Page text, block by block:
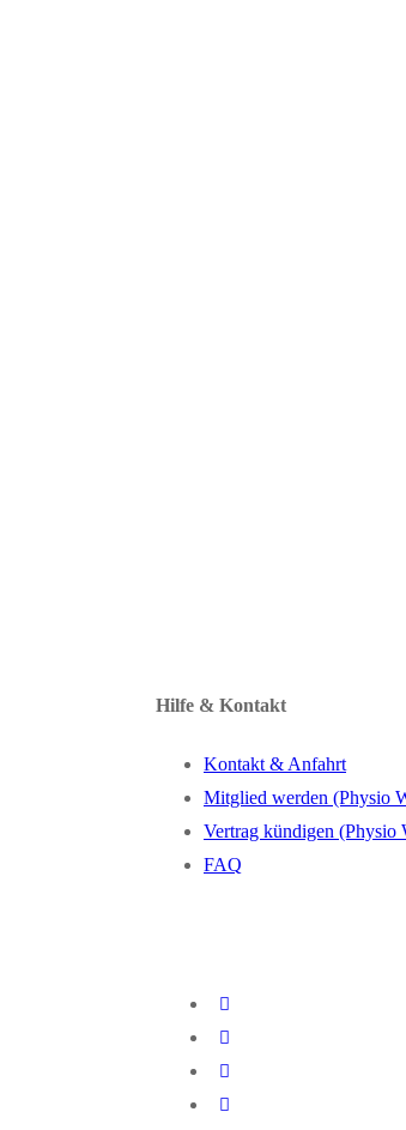
Hilfe & Kontakt
Kontakt & Anfahrt
Mitglied werden (Physio
Vertrag kündigen (Physio
FAQ